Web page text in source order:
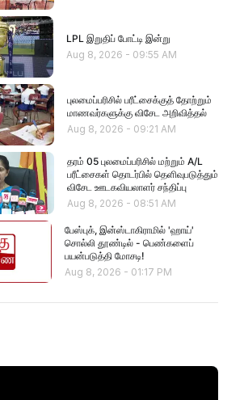
LPL இறுதிப் போட்டி இன்று
Aug 8, 2026 - 09:55 AM
புலமைப்பரிசில் பரீட்சைக்குத் தோற்றும்
மாணவர்களுக்கு விசேட அறிவித்தல்
Aug 8, 2026 - 09:21 AM
தரம் 05 புலமைப்பரிசில் மற்றும் A/L
பரீட்சைகள் தொடர்பில் தெளிவுபடுத்தும்
விசேட ஊடகவியலாளர் சந்திப்பு
Aug 8, 2026 - 08:51 AM
பேஸ்புக், இன்ஸ்டாகிராமில் 'ஹாய்'
சொல்லி தூண்டில் - பெண்களைப்
பயன்படுத்தி மோசடி!
Aug 8, 2026 - 01:17 PM